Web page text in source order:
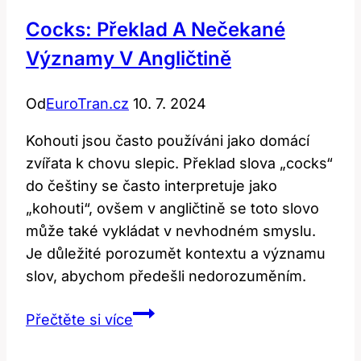
Cocks: Překlad A Nečekané
Významy V Angličtině
OdEuroTran.cz 10. 7. 2024
Kohouti jsou často používáni jako domácí
zvířata k chovu slepic. Překlad slova „cocks“
do češtiny se často interpretuje jako
„kohouti“, ovšem v angličtině se toto slovo
může také vykládat v nevhodném smyslu.
Je důležité porozumět kontextu a významu
slov, abychom předešli nedorozuměním.
Přečtěte si víceCocks: